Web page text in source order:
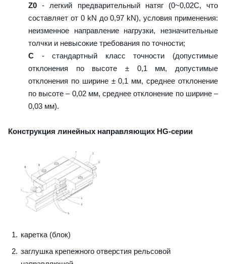
Z0 - легкий предварительный натяг (0~0,02C, что
составляет от 0 kN до 0,97 kN), условия применения:
неизменное направление нагрузки, незначительные
толчки и невысокие требования по точности;
C - стандартный класс точности (допустимые
отклонения по высоте ± 0,1 мм, допустимые
отклонения по ширине ± 0,1 мм, среднее отклонение
по высоте – 0,02 мм, среднее отклонение по ширине –
0,03 мм).
Конструкция линейных направляющих HG-серии
каретка (блок)
заглушка крепежного отверстия рельсовой